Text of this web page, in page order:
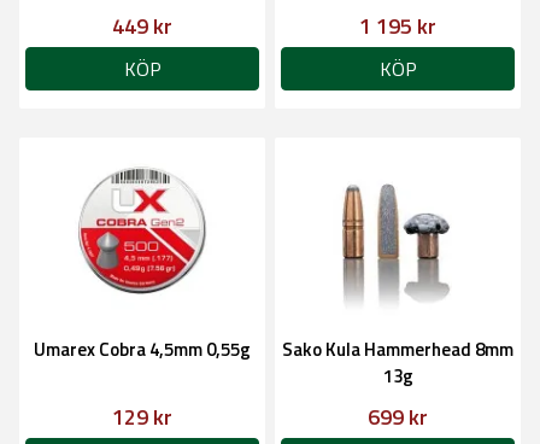
449 kr
KÖP
1 195 kr
KÖP
Umarex Cobra 4,5mm 0,55g
129 kr
Sako Kula Hammerhead 8mm
13g
699 kr